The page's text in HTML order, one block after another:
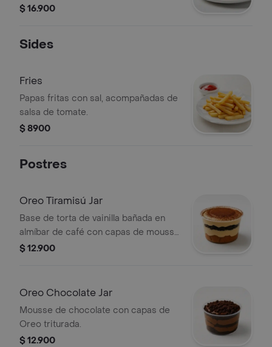
casa ketchup, mayonesa y queso
$ 16.900
Sides
Fries
Papas fritas con sal, acompañadas de
salsa de tomate.
$ 8900
Postres
Oreo Tiramisú Jar
Base de torta de vainilla bañada en
almíbar de café con capas de mousse
de tiramisú y Oreo.
$ 12.900
Oreo Chocolate Jar
Mousse de chocolate con capas de
Oreo triturada.
$ 12.900